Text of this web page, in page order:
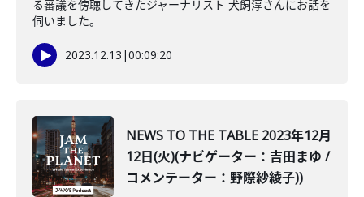
る審議を傍聴してきたジャーナリスト 犬飼淳さんにお話を
伺いました。
2023.12.13 |00:09:20
NEWS TO THE TABLE 2023年12月
12日(火)(ナビゲーター：吉田まゆ /
コメンテーター：野際紗綾子))